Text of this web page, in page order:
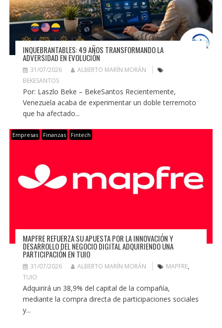
INQUEBRANTABLES: 49 AÑOS TRANSFORMANDO LA
ADVERSIDAD EN EVOLUCIÓN
31/07/2026
ALBERTO MARÍN MORÁN
BEKESANTOS
Por: Laszlo Beke – BekeSantos Recientemente,
Venezuela acaba de experimentar un doble terremoto
que ha afectado...
Empresas Finanzas Fintech
MAPFRE REFUERZA SU APUESTA POR LA INNOVACIÓN Y
DESARROLLO DEL NEGOCIO DIGITAL ADQUIRIENDO UNA
PARTICIPACIÓN EN TUIO
31/07/2026 ALBERTO MARÍN MORÁN MAPFRE,
TUIO
Adquirirá un 38,9% del capital de la compañía,
mediante la compra directa de participaciones sociales
y...